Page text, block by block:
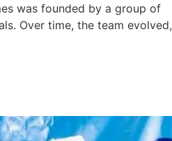
was founded by a group of
Over time, the team evolved,